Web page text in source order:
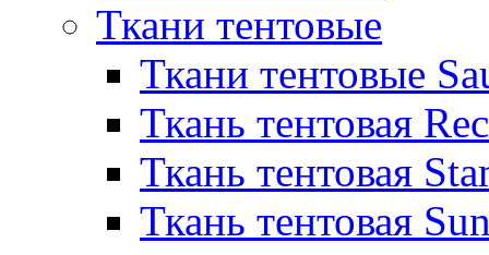
Ткани тентовые
Ткани тентовые
Ткань тентовая
Ткань тентовая
Ткань тентовая